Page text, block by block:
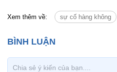
Xem thêm về: sự cố hàng không